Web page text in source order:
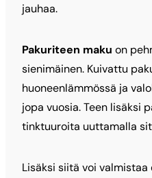
jauhaa.
Pakuriteen maku on
sienimäinen. Kuivattu
huoneenlämmössä ja
jopa vuosia. Teen lisäksi
tinktuuroita uuttamalla
Lisäksi siitä voi valmistaa